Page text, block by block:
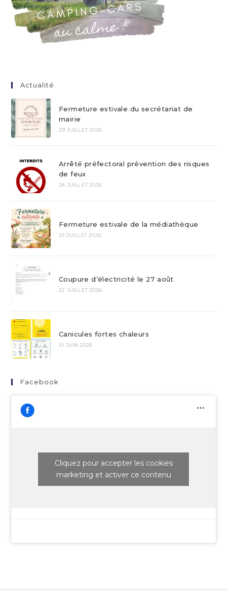
Actualité
Fermeture estivale du secrétariat de
mairie
29 JUILLET 2026
Arrêté préfectoral prévention des risques
de feux
28 JUILLET 2026
Fermeture estivale de la médiathèque
23 JUILLET 2026
Coupure d’électricité le 27 août
22 JUILLET 2026
Canicules fortes chaleurs
10 JUIN 2026
Facebook
Cliquez pour accepter les cookies
marketing et activer ce contenu